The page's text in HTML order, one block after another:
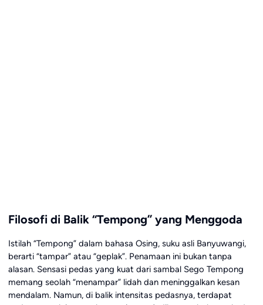
Filosofi di Balik “Tempong” yang Menggoda
Istilah “Tempong” dalam bahasa Osing, suku asli Banyuwangi,
berarti “tampar” atau “geplak”. Penamaan ini bukan tanpa
alasan. Sensasi pedas yang kuat dari sambal Sego Tempong
memang seolah “menampar” lidah dan meninggalkan kesan
mendalam. Namun, di balik intensitas pedasnya, terdapat